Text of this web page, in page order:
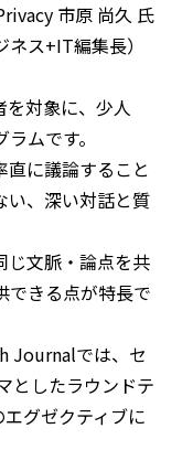
市原 尚久 氏
ス+IT編集長）
を対象に、少人
ムです。
に議論すること
い、深い対話と質
じ文脈・論点を共
できる点が特長で
Journalでは、セ
としたラウンドテ
グゼクティブに